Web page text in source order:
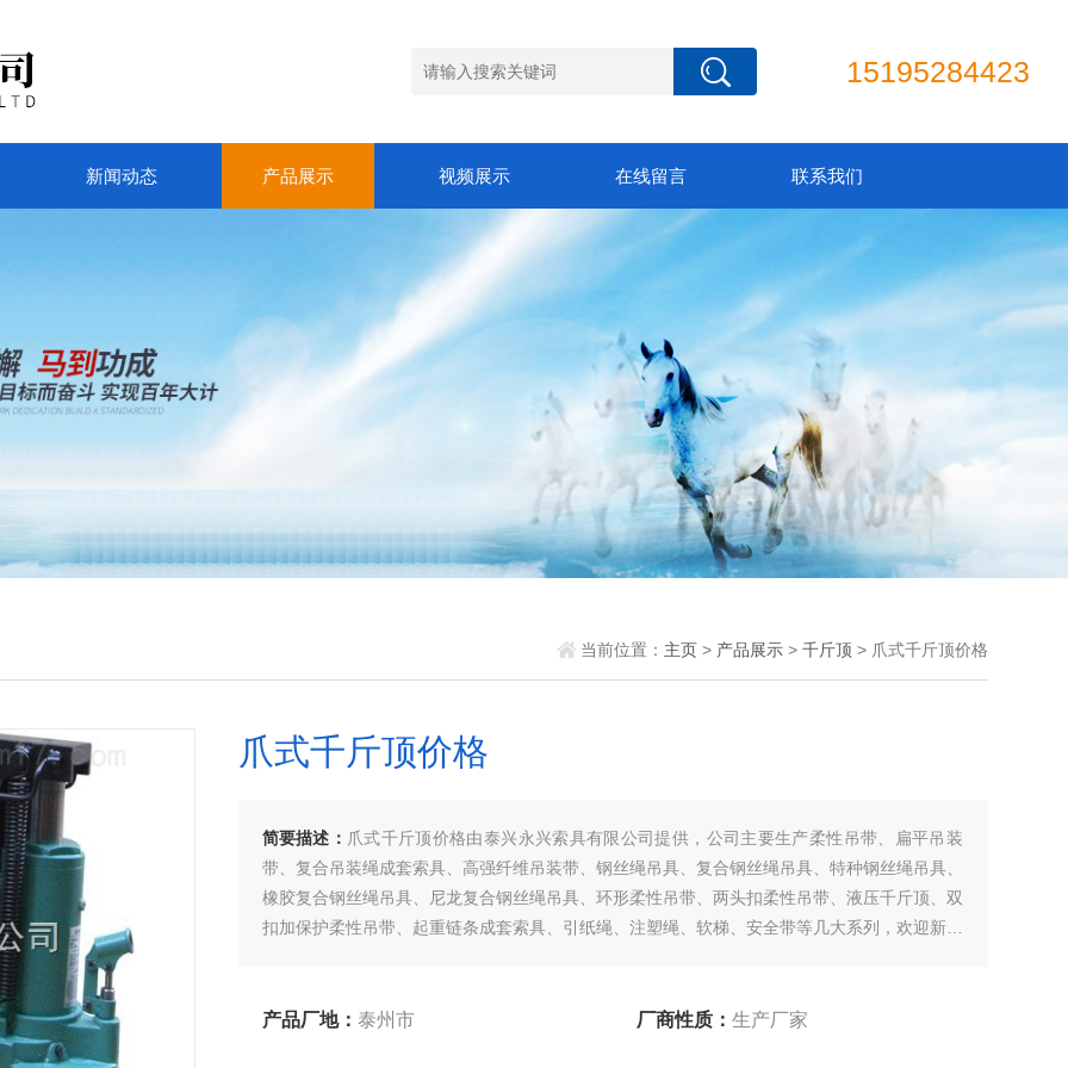
15195284423
新闻动态 产品展示 视频展示 在线留言 联系我们
当前位置： 主页> 产品展示> 千斤顶 > 爪式千斤顶价格
爪式千斤顶价格
简要描述： 爪式千斤顶价格由泰兴永兴索具有限公司提供，公司主要生产柔性吊带、扁平吊装
带、复合吊装绳成套索具、高强纤维吊装带、钢丝绳吊具、复合钢丝绳吊具、特种钢丝绳吊具、
橡胶复合钢丝绳吊具、尼龙复合钢丝绳吊具、环形柔性吊带、两头扣柔性吊带、液压千斤顶、双
扣加保护柔性吊带、起重链条成套索具、引纸绳、注塑绳、软梯、安全带等几大系列，欢迎新老
产品厂地： 泰州市 厂商性质：生产厂家